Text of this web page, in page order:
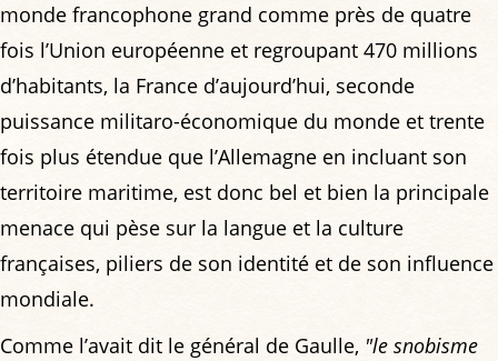
monde francophone grand comme près de quatre
fois l’Union européenne et regroupant 470 millions
d’habitants, la France d’aujourd’hui, seconde
puissance militaro-économique du monde et trente
fois plus étendue que l’Allemagne en incluant son
territoire maritime, est donc bel et bien la principale
menace qui pèse sur la langue et la culture
françaises, piliers de son identité et de son influence
mondiale.
Comme l’avait dit le général de Gaulle, "le snobisme